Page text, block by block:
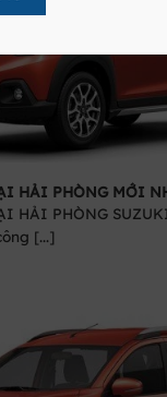
HẢI PHÒNG MỚI
HẢI PHÒNG
[...]